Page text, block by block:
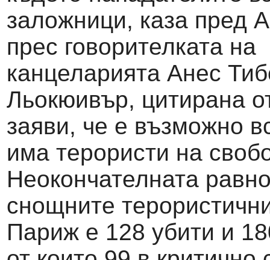
заложници, каза пред
прес говорителката на
канцеларията Анес
Льокюивър, цитирана
заяви, че е възможно
има терористи на
Неокончателната
снощните
Париж е 128 убити и